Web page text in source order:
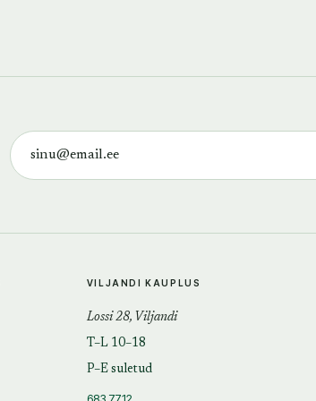
VILJANDI KAUPLUS
Lossi 28, Viljandi
T–L 10–18
P–E suletud